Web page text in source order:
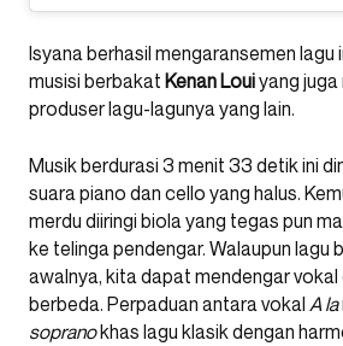
Isyana berhasil mengaransemen lagu
musisi berbakat Kenan Louiyang
produser lagu-lagunya yang lain.
Musik berdurasi 3 menit 33 detik ini
suara piano dan cello yang halus.
merdu diiringi biola yang tegas pun
ke telinga pendengar. Walaupun lagu
awalnya, kita dapat mendengar
berbeda. Perpaduan antara vokal A la
sopranokhas lagu klasik dengan